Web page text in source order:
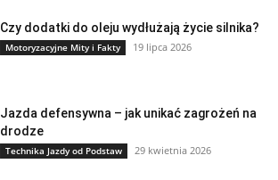
Czy dodatki do oleju wydłużają życie silnika?
Motoryzacyjne Mity i Fakty 19 lipca 2026
Jazda defensywna – jak unikać zagrożeń na
drodze
Technika Jazdy od Podstaw 29 kwietnia 2026